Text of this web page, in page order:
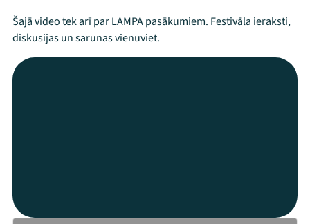
Šajā video tek arī par LAMPA pasākumiem. Festivāla ieraksti,
diskusijas un sarunas vienuviet.